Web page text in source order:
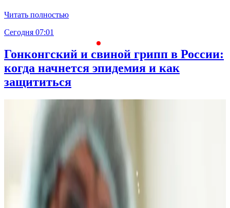
Читать полностью
Сегодня 07:01
Гонконгский и свиной грипп в России:
когда начнется эпидемия и как
защититься